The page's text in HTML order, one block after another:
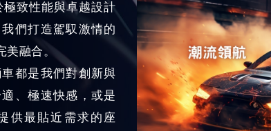
致性能與卓越設計
們打造駕馭激情的
美融合。
都是我們對創新與
、極速快感，或是
供最貼近需求的座